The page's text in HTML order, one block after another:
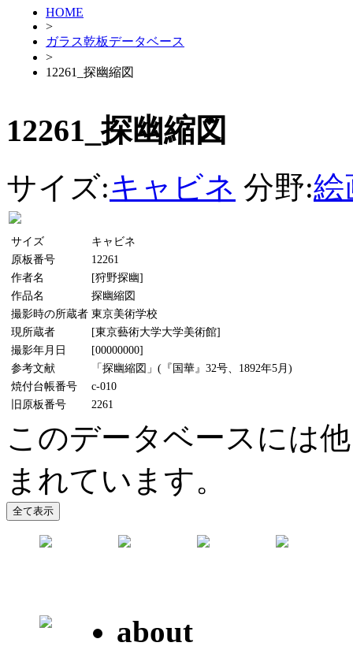
HOME
>
ガラス乾板データベース
>
12261_探幽縮図
12261_探幽縮図
サイズ:キャビネ 分野:絵
サイズ
キャビネ
原板番号
12261
作者名
[狩野探幽]
作品名
探幽縮図
撮影時の所蔵者 東京美術学校
現所蔵者
[東京藝術大学大学美術館]
撮影年月日
[00000000]
参考文献
「探幽縮図」(『国華』32号、1892年5月)
焼付台帳番号
c-010
旧原板番号
2261
このデータベースには
まれています。
about